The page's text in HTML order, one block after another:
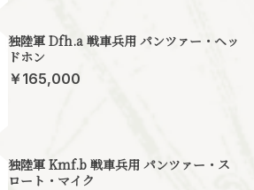
独陸軍 Dfh.a 戦車兵用 パンツァー・ヘッ
ドホン
￥165,000
独陸軍 Kmf.b 戦車兵用 パンツァー・ス
ロート・マイク